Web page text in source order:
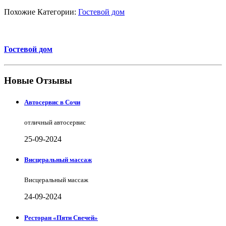
Похожие Категории: Гостевой дом
Гостевой дом
Новые Отзывы
Автосервис в Сочи
отличный автосервис
25-09-2024
Висцеральный массаж
Висцеральный массаж
24-09-2024
Ресторан «Пяти Свечей»